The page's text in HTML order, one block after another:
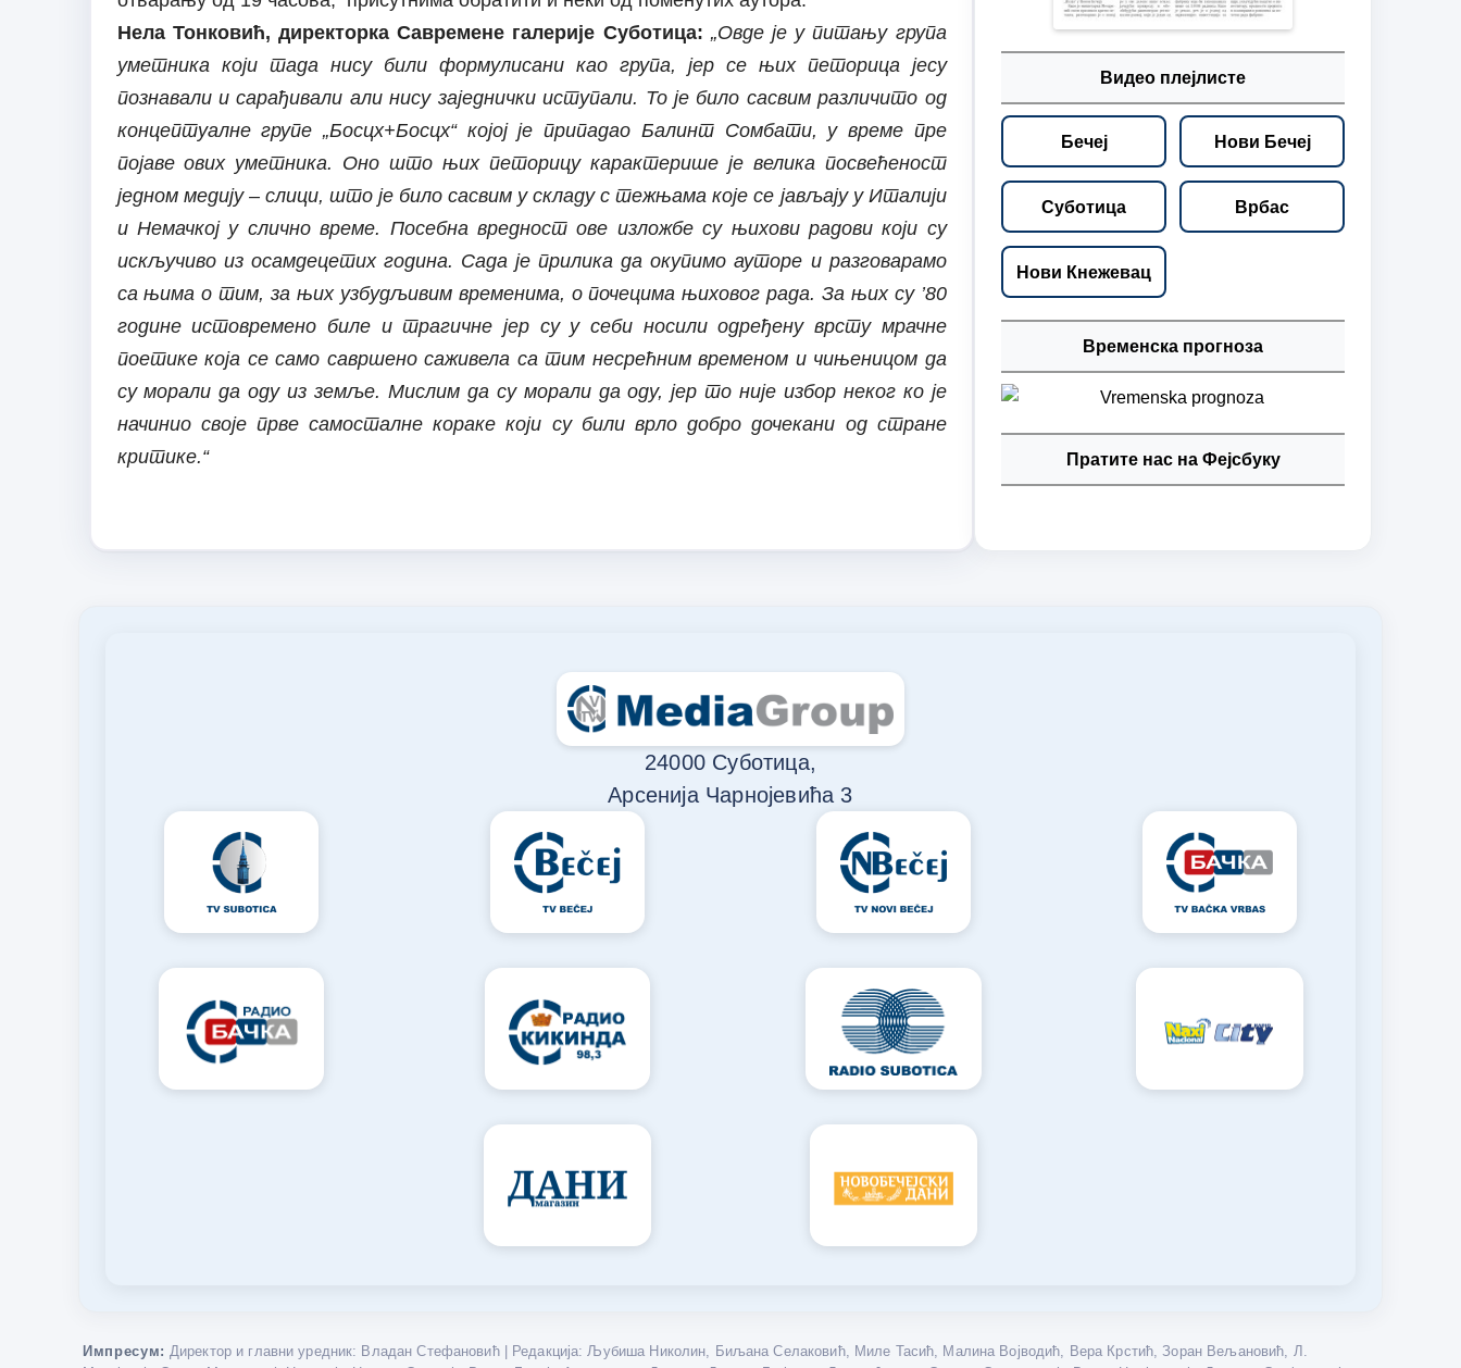
Нела Тонковић, директорка Савремене галерије Суботица: „Овде је у питању група
уметника који тада нису били формулисани као група, јер се њих петорица јесу
познавали и сарађивали али нису заједнички иступали. То је било сасвим различито од
концептуалне групе „Босцх+Босцх“ којој је припадао Балинт Сомбати, у време пре
појаве ових уметника. Оно што њих петорицу карактерише је велика посвећеност
једном медију – слици, што је било сасвим у складу с тежњама које се јављају у Италији
и Немачкој у слично време. Посебна вредност ове изложбе су њихови радови који су
искључиво из осамдецетих година. Сада је прилика да окупимо ауторе и разговарамо
са њима о тим, за њих узбудљивим временима, о почецима њиховог рада. За њих су ’80
године истовремено биле и трагичне јер су у себи носили одређену врсту мрачне
поетике која се само савршено саживела са тим несрећним временом и чињеницом да
су морали да оду из земље. Мислим да су морали да оду, јер то није избор неког ко је
начинио своје прве самосталне кораке који су били врло добро дочекани од стране
критике.“
Видео плејлисте
Бечеј Нови Бечеј
Суботица Врбас
Нови Кнежевац
Временска прогноза
Пратите нас на Фејсбуку
24000 Суботица,
Арсенија Чарнојевића 3
Импресум: Директор и главни уредник: Владан Стефановић | Редакција: Љубиша Николин, Биљана Селаковић, Миле Тасић, Малина Војводић, Вера Крстић, Зоран Вељановић, Л.